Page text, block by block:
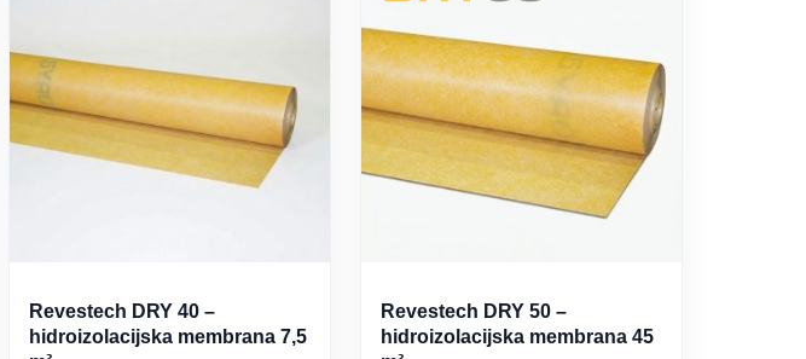
Revestech DRY 40 –
hidroizolacijska membrana 7,5
Revestech DRY 50 –
hidroizolacijska membrana 45